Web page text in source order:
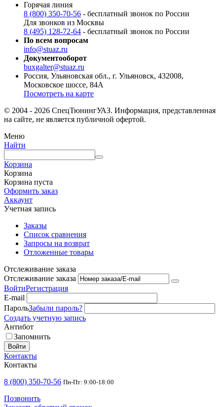
Горячая линия
8 (800) 350-70-56 - бесплатный звонок по России
Для звонков из Москвы
8 (495) 128-72-64 - бесплатный звонок по России
По всем вопросам
info@stuaz.ru
Документооборот
buxgalter@stuaz.ru
Россия, Ульяновская обл., г. Ульяновск, 432008,
Московское шоссе, 84А
Посмотреть на карте
© 2004 - 2026 СпецТюнингУАЗ. Информация, представленная
на сайте, не является публичной офертой.
Меню
Найти
Корзина
Корзина
Корзина пуста
Оформить заказ
Аккаунт
Учетная запись
Заказы
Список сравнения
Запросы на возврат
Отложенные товары
Отслеживание заказа
Отслеживание заказа
ВойтиРегистрация
E-mail
ПарольЗабыли пароль?
Создать учетную запись
Антибот
Запомнить
Войти
Контакты
Контакты
8 (800) 350-70-56 Пн-Пт: 9:00-18:00
Позвонить